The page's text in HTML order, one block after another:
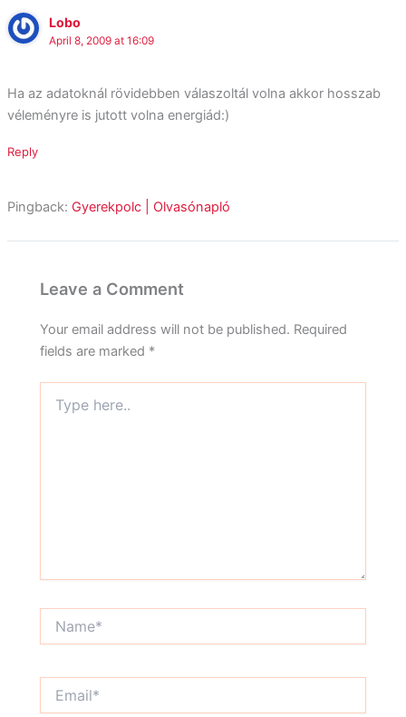
Lobo
April 8, 2009 at 16:09
Ha az adatoknál rövidebben válaszoltál volna akkor hosszab
véleményre is jutott volna energiád:)
Reply
Pingback: Gyerekpolc | Olvasónapló
Leave a Comment
Your email address will not be published. Required
fields are marked *
here..